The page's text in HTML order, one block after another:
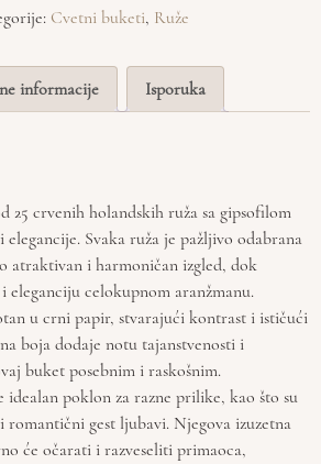
Cvetni buketi, Ruže
informacije Isporuka
25 crvenih holandskih ruža sa gipsofilom
Svaka ruža je pažljivo odabrana
atraktivan i harmoničan izgled, dok
eleganciju celokupnom aranžmanu.
u crni papir, stvarajući kontrast i ističući
boja dodaje notu tajanstvenosti i
buket posebnim i raskošnim.
poklon za razne prilike, kao što su
romantični gest ljubavi. Njegova izuzetna
će očarati i razveseliti primaoca,